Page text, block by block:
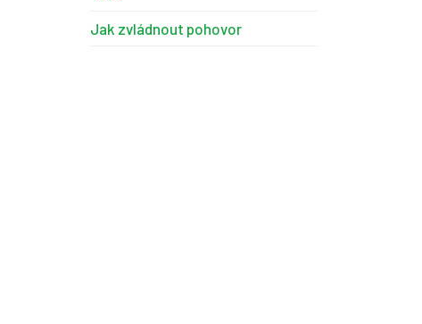
Jak zvládnout pohovor